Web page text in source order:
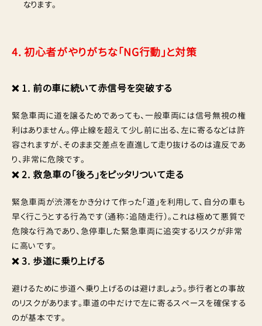
なります。
4. 初心者がやりがちな「NG行動」と対策
❌ 1. 前の車に続いて赤信号を突破する
緊急車両に道を譲るためであっても、一般車両には信号無視の権
利はありません。停止線を超えて少し前に出る、左に寄るなどは許
容されますが、そのまま交差点を直進して走り抜けるのは違反であ
り、非常に危険です。
❌ 2. 救急車の「後ろ」をピッタリついて走る
緊急車両が渋滞をかき分けて作った「道」を利用して、自分の車も
早く行こうとする行為です（通称：追随走行）。これは極めて悪質で
危険な行為であり、急停車した緊急車両に追突するリスクが非常
に高いです。
❌ 3. 歩道に乗り上げる
避けるために歩道へ乗り上げるのは避けましょう。歩行者との事故
のリスクがあります。車道の中だけで左に寄るスペースを確保する
のが基本です。